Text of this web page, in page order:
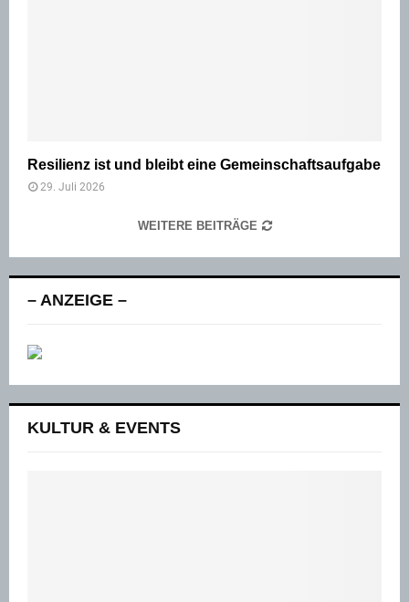
Resilienz ist und bleibt eine Gemeinschaftsaufgabe
29. Juli 2026
WEITERE BEITRÄGE
– ANZEIGE –
KULTUR & EVENTS